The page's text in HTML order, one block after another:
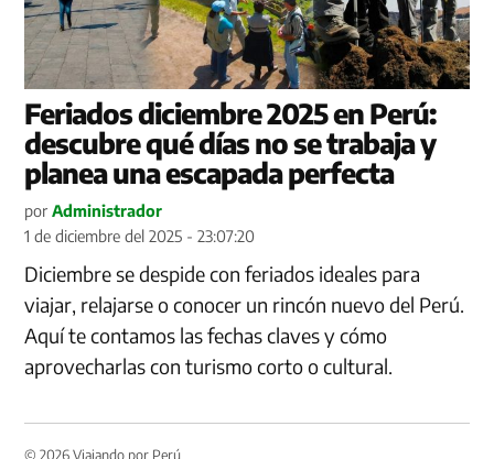
Feriados diciembre 2025 en Perú:
descubre qué días no se trabaja y
planea una escapada perfecta
por Administrador
1 de diciembre del 2025 - 23:07:20
Diciembre se despide con feriados ideales para
viajar, relajarse o conocer un rincón nuevo del Perú.
Aquí te contamos las fechas claves y cómo
aprovecharlas con turismo corto o cultural.
© 2026 Viajando por Perú